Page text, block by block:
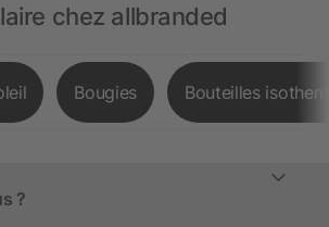
chez allbranded
Bougies Bouteilles
?